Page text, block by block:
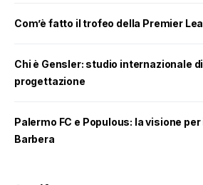
Com’è fatto il trofeo della Premier
Chi è Gensler: studio internazionale
progettazione
Palermo FC e Populous: la visione
Barbera